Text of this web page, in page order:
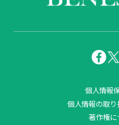
個人情報
個人情報の取
著作権に